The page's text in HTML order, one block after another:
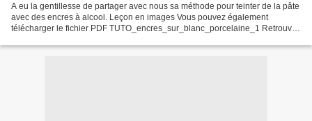
A eu la gentillesse de partager avec nous sa méthode pour teinter de la pâte
avec des encres à alcool. Leçon en images Vous pouvez également
télécharger le fichier PDF TUTO_encres_sur_blanc_porcelaine_1 Retrouvez